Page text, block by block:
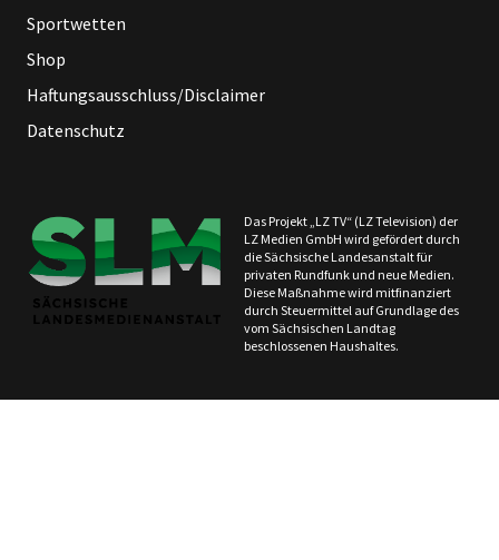
Sportwetten
Shop
Haftungsausschluss/Disclaimer
Datenschutz
Das Projekt „LZ TV“ (LZ Television) der
LZ Medien GmbH wird gefördert durch
die Sächsische Landesanstalt für
privaten Rundfunk und neue Medien.
Diese Maßnahme wird mitfinanziert
durch Steuermittel auf Grundlage des
vom Sächsischen Landtag
beschlossenen Haushaltes.